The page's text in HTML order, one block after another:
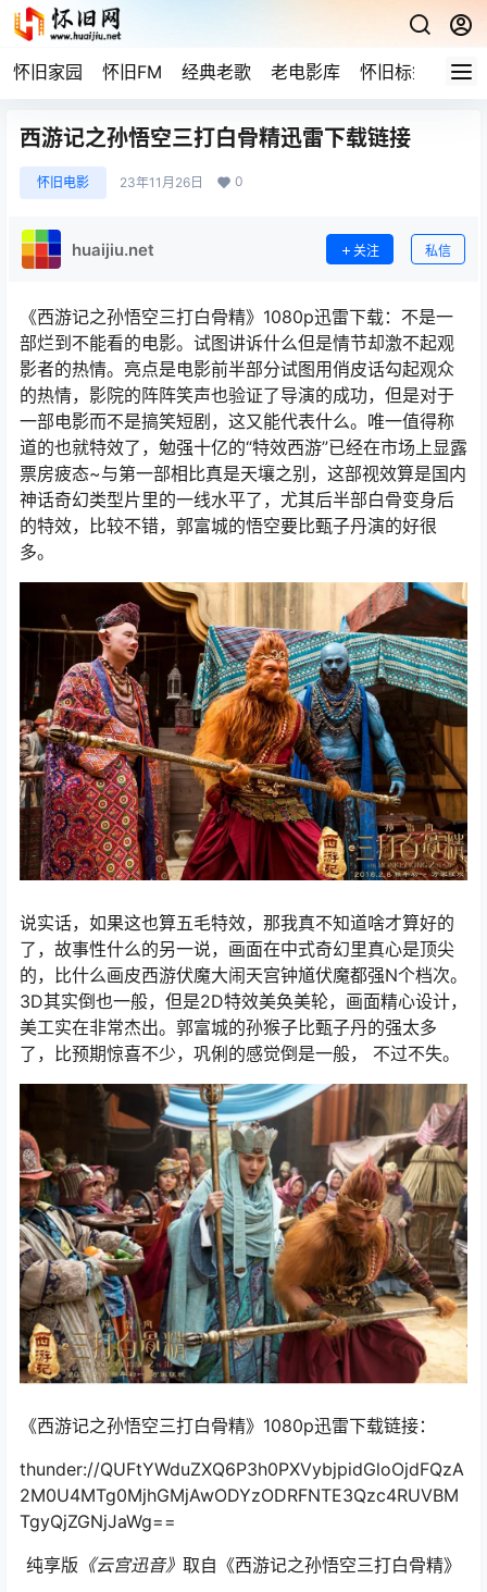
怀旧家园 怀旧FM 经典老歌 老电影库 怀旧标签 网
西游记之孙悟空三打白骨精迅雷下载链接
怀旧电影 23年11月26日 0
huaijiu.net 关注 私信
《西游记之孙悟空三打白骨精》1080p迅雷下载：不是一
部烂到不能看的电影。试图讲诉什么但是情节却激不起观
影者的热情。亮点是电影前半部分试图用俏皮话勾起观众
的热情，影院的阵阵笑声也验证了导演的成功，但是对于
一部电影而不是搞笑短剧，这又能代表什么。唯一值得称
道的也就特效了，勉强十亿的“特效西游”已经在市场上显露
票房疲态~与第一部相比真是天壤之别，这部视效算是国内
神话奇幻类型片里的一线水平了，尤其后半部白骨变身后
的特效，比较不错，郭富城的悟空要比甄子丹演的好很
多。
说实话，如果这也算五毛特效，那我真不知道啥才算好的
了，故事性什么的另一说，画面在中式奇幻里真心是顶尖
的，比什么画皮西游伏魔大闹天宫钟馗伏魔都强N个档次。
3D其实倒也一般，但是2D特效美奂美轮，画面精心设计，
美工实在非常杰出。郭富城的孙猴子比甄子丹的强太多
了，比预期惊喜不少，巩俐的感觉倒是一般， 不过不失。
《西游记之孙悟空三打白骨精》1080p迅雷下载链接：
thunder://QUFtYWduZXQ6P3h0PXVybjpidGloOjdFQzA
2M0U4MTg0MjhGMjAwODYzODRFNTE3Qzc4RUVBM
TgyQjZGNjJaWg==
纯享版 《云宫迅音》 取自《西游记之孙悟空三打白骨精》